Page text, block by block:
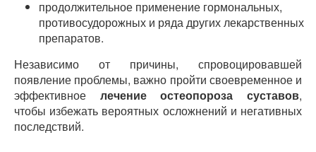
продолжительное применение гормональных,
противосудорожных и ряда других лекарственных
препаратов.
Независимо от причины, спровоцировавшей
появление проблемы, важно пройти своевременное и
эффективное лечение остеопороза суставов,
чтобы избежать вероятных осложнений и негативных
последствий.